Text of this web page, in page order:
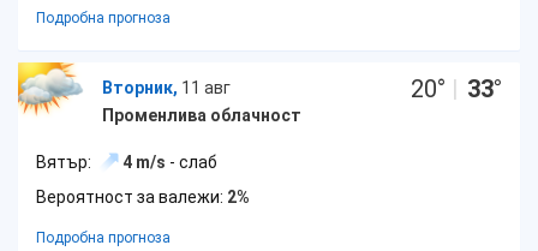
Подробна прогноза
Вторник, 11 авг
Променлива облачност
20° | 33°
Вятър: 4 m/s - слаб
Вероятност за валежи: 2%
Подробна прогноза